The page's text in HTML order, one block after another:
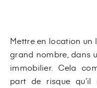
Mettre en location un
grand nombre, dans
immobilier. Cela
part de risque qu’il